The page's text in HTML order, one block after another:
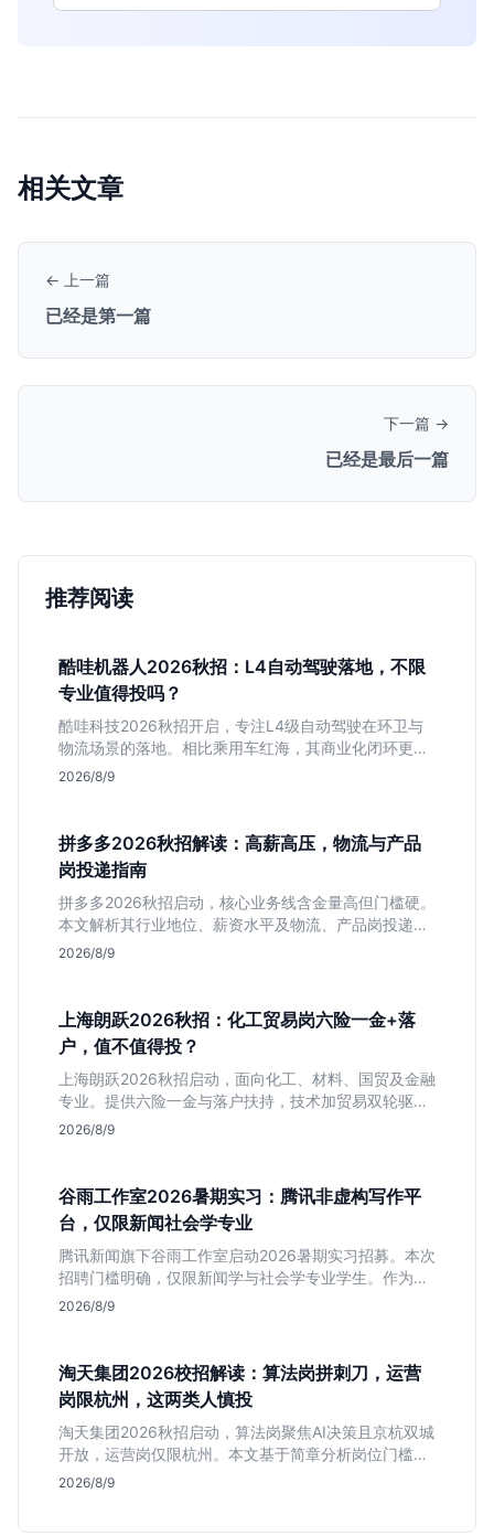
相关文章
← 上一篇
已经是第一篇
下一篇 →
已经是最后一篇
推荐阅读
酷哇机器人2026秋招：L4自动驾驶落地，不限
专业值得投吗？
酷哇科技2026秋招开启，专注L4级自动驾驶在环卫与
物流场景的落地。相比乘用车红海，其商业化闭环更清
晰，现金流相对健康。本文解读其业务模式、岗位稳定
2026/8/9
拼多多2026秋招解读：高薪高压，物流与产品
岗投递指南
拼多多2026秋招启动，核心业务线含金量高但门槛硬。
本文解析其行业地位、薪资水平及物流、产品岗投递策
略，助你判断是否适合这种高强度职业起步。
2026/8/9
上海朗跃2026秋招：化工贸易岗六险一金+落
户，值不值得投？
上海朗跃2026秋招启动，面向化工、材料、国贸及金融
专业。提供六险一金与落户扶持，技术加贸易双轮驱动
模式稳定性高。本文解读岗位需求与福利含金量，帮应
2026/8/9
谷雨工作室2026暑期实习：腾讯非虚构写作平
台，仅限新闻社会学专业
腾讯新闻旗下谷雨工作室启动2026暑期实习招募。本次
招聘门槛明确，仅限新闻学与社会学专业学生。作为深
耕非虚构写作的头部团队，该岗位提供独立发稿机会与
2026/8/9
淘天集团2026校招解读：算法岗拼刺刀，运营
岗限杭州，这两类人慎投
淘天集团2026秋招启动，算法岗聚焦AI决策且京杭双城
开放，运营岗仅限杭州。本文基于简章分析岗位门槛、
薪资行情及适合人群，帮应届生判断是否值得投递。
2026/8/9